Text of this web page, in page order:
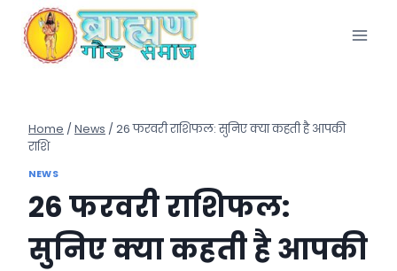
content
Home / News / 26 फरवरी राशिफल: सुनिए क्या कहती है आपकी
राशि
NEWS
26 फरवरी राशिफल:
सुनिए क्या कहती है आपकी